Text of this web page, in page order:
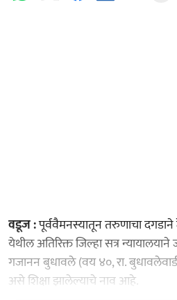
वडूज :पूर्ववैमनस्यातून तरुणाचा
येथील अतिरिक्त जिल्हा सत्र
गजानन बुधावले (वय ४०, रा.
असे शिक्षा झालेल्याचे नाव आहे.